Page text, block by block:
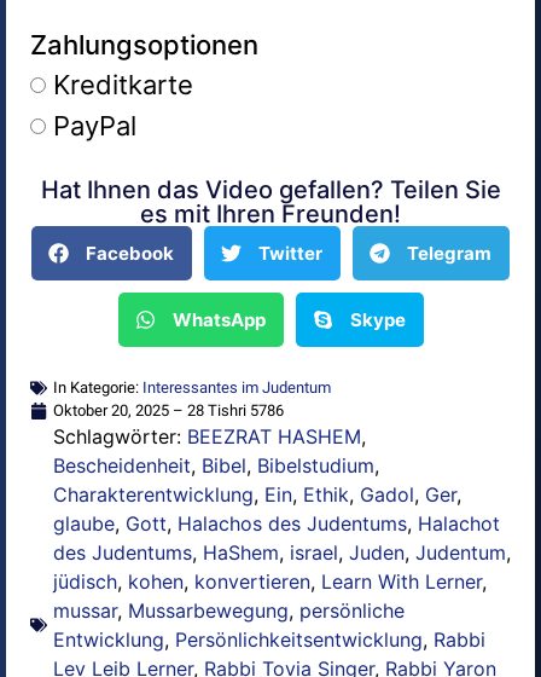
Zahlungsoptionen
Kreditkarte
PayPal
Alternative:
Hat Ihnen das Video gefallen? Teilen Sie
es mit Ihren Freunden!
Facebook Twitter Telegram
WhatsApp Skype
In Kategorie: Interessantes im Judentum
Oktober 20, 2025 – 28 Tishri 5786
Schlagwörter: BEEZRAT HASHEM,
Bescheidenheit, Bibel, Bibelstudium,
Charakterentwicklung, Ein, Ethik, Gadol, Ger,
glaube, Gott, Halachos des Judentums, Halachot
des Judentums, HaShem, israel, Juden, Judentum,
jüdisch, kohen, konvertieren, Learn With Lerner,
mussar, Mussarbewegung, persönliche
Entwicklung, Persönlichkeitsentwicklung, Rabbi
Lev Leib Lerner, Rabbi Tovia Singer, Rabbi Yaron